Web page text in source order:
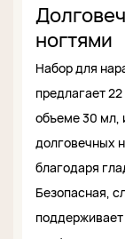
ногтями
Набор для
предлагает
объеме 30 мл,
долговечных
благодаря
Безопасная,
поддерживает